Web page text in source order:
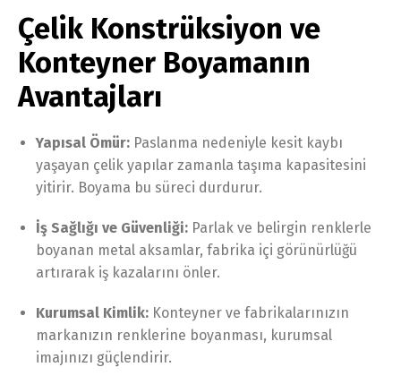
Çelik Konstrüksiyon ve
Konteyner Boyamanın
Avantajları
Yapısal Ömür: Paslanma nedeniyle kesit kaybı
yaşayan çelik yapılar zamanla taşıma kapasitesini
yitirir. Boyama bu süreci durdurur.
İş Sağlığı ve Güvenliği: Parlak ve belirgin renklerle
boyanan metal aksamlar, fabrika içi görünürlüğü
artırarak iş kazalarını önler.
Kurumsal Kimlik: Konteyner ve fabrikalarınızın
markanızın renklerine boyanması, kurumsal
imajınızı güçlendirir.